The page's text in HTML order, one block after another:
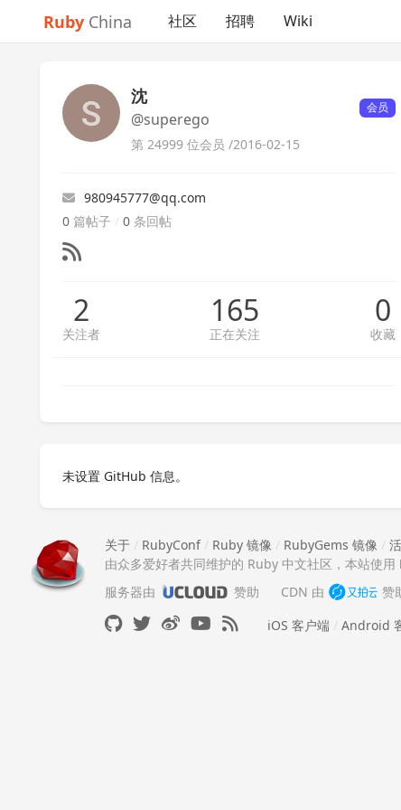
Ruby China 社区 招聘 Wiki
沈
@superego
会员
第 24999 位会员 /2016-02-15
980945777@qq.com
0 篇帖子 / 0 条回帖
2
关注者
165
正在关注
0
收藏
未设置 GitHub 信息。
关于 / RubyConf/ Ruby 镜像 / RubyGems 镜像 /
由众多爱好者共同维护的 Ruby 中文社区，本站使用
服务器由
赞助 CDN 由
赞
iOS 客户端 / Android